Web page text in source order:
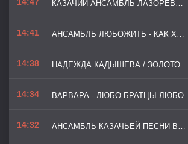
КАЗАЧИЙ АНСАМБЛЬ ЛАЗОРЕВЫЙ ЦВЕТОК - Я САМА ГЕРОЯ ПРОВОЖАЛА
14:41 АНСАМБЛЬ ЛЮБОЖИТЬ - КАК ХОТЕЛА МЕНЯ МАТЬ!
14:38 НАДЕЖДА КАДЫШЕВА / ЗОЛОТОЕ КОЛЬЦО - ШУМЕЛ КАМЫШ
14:34 ВАРВАРА - ЛЮБО БРАТЦЫ ЛЮБО
14:32 АНСАМБЛЬ КАЗАЧЬЕЙ ПЕСНИ ВОЛЬНЫЙ ДОН - ВАРЕНЬКА